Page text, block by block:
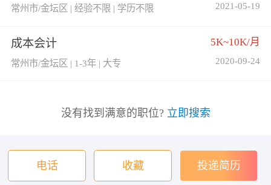
常州市/金坛区 | 经验不限 | 学历不限 2021-05-19
成本会计 5K~10K/月
常州市/金坛区 | 1-3年 | 大专 2020-09-24
没有找到满意的职位? 立即搜索
电话 收藏 投递简历